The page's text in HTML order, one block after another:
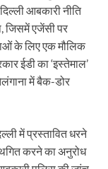
आबकारी नीति
जिसमें एजेंसी पर
के लिए एक मौलिक
ईडी का ‘इस्तेमाल’
में बैक-डोर
में प्रस्तावित धरने
करने का अनुरोध